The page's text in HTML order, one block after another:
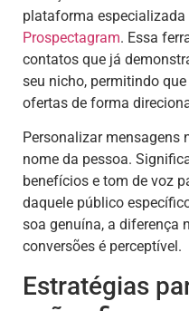
plataforma
Prospectagram. Essa
contatos que já
seu nicho, permitindo
ofertas de forma
Personalizar mensagens
nome da pessoa.
benefícios e tom de voz
daquele público
soa genuína, a diferença
conversões é perceptível.
Estratégias